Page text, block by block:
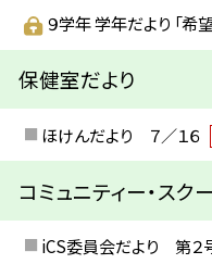
９学年 学年だより 「希
保健室だより
ほけんだより ７／１６
コミュニティー・スク
iCS委員会だより 第２